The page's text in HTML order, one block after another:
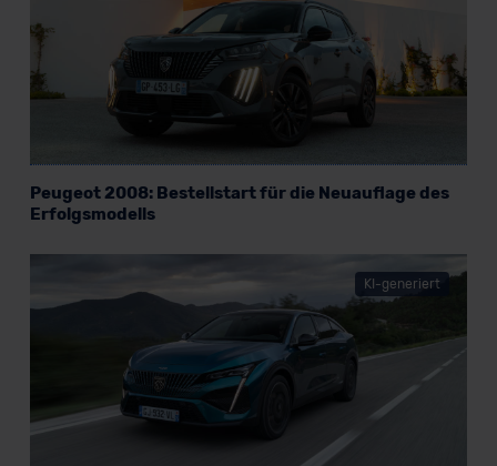
Datenschutzklauseln können Sie über den Kontakt zu
unserem Datenschutzbeauftragten unter
datenschutz@meinauto.de anfordern.
Datenschutzerklärung
Peugeot 2008: Bestellstart für die Neuauflage des
Erfolgsmodells
KI-generiert